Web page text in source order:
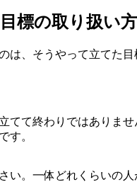
標の取り扱い
は、そうやって立てた目
てて終わりではありませ
す。
い。一体どれくらいの人